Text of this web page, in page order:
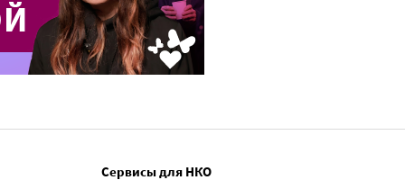
Сервисы для НКО